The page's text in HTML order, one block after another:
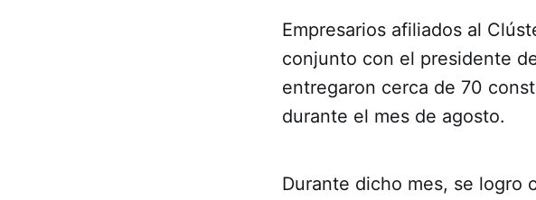
Empresarios afiliados al
conjunto con el presidente
entregaron cerca de 70
durante el mes de agosto.
Durante dicho mes, se logro